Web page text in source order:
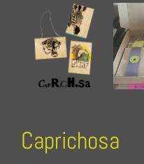
Botiga
Caprichosa